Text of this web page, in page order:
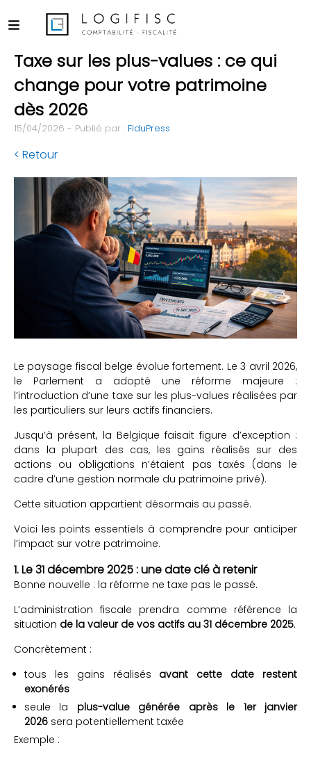
Taxe sur les plus-values : ce qui
change pour votre patrimoine
dès 2026
15/04/2026 - Publié par : FiduPress
< Retour
Le paysage fiscal belge évolue fortement. Le 3 avril 2026,
le Parlement a adopté une réforme majeure :
l’introduction d’une taxe sur les plus-values réalisées par
les particuliers sur leurs actifs financiers.
Jusqu’à présent, la Belgique faisait figure d’exception :
dans la plupart des cas, les gains réalisés sur des
actions ou obligations n’étaient pas taxés (dans le
cadre d’une gestion normale du patrimoine privé).
Cette situation appartient désormais au passé.
Voici les points essentiels à comprendre pour anticiper
l’impact sur votre patrimoine.
1. Le 31 décembre 2025 : une date clé à retenir
Bonne nouvelle : la réforme ne taxe pas le passé.
L’administration fiscale prendra comme référence la
situation de la valeur de vos actifs au 31 décembre 2025.
Concrètement :
tous les gains réalisés avant cette date restent
exonérés
seule la plus-value générée après le 1er janvier
2026 sera potentiellement taxée
Exemple :